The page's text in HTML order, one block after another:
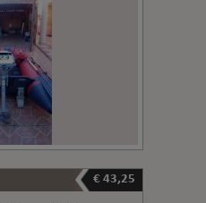
€ 43,25